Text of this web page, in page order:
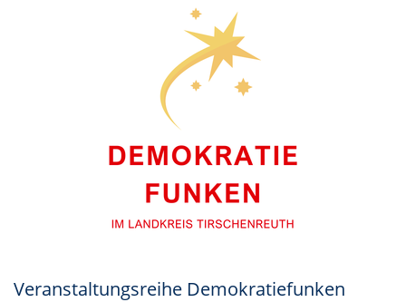
Veranstaltungsreihe Demokratiefunken